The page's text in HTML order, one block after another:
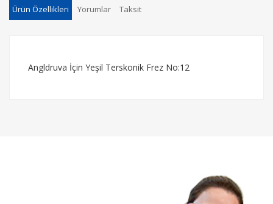
Ürün Özellikleri Yorumlar Taksit
Angldruva İçin Yeşil Terskonik Frez No:12